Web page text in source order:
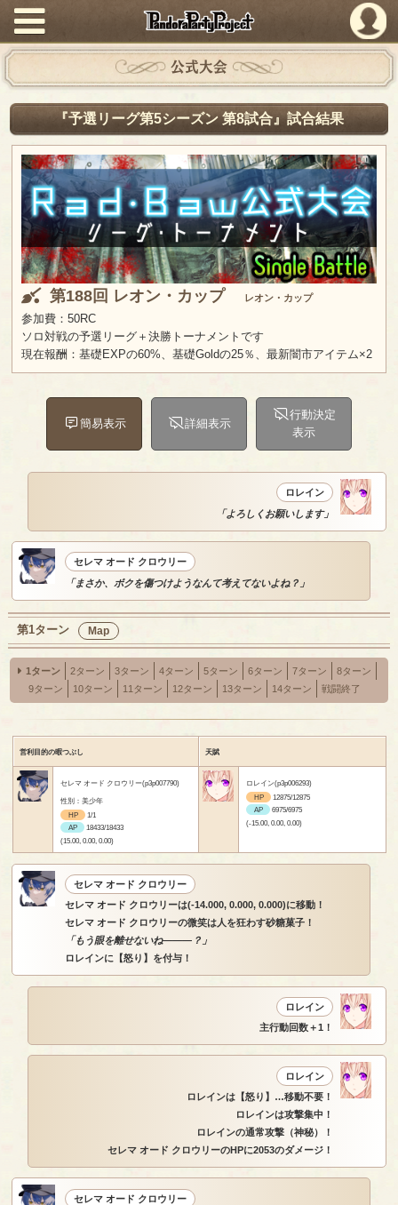
PandoraPartyProject
公式大会
『予選リーグ第5シーズン 第8試合』試合結果
第188回 レオン・カップ レオン・カップ
参加費：50RC
ソロ対戦の予選リーグ＋決勝トーナメントです
現在報酬：基礎EXPの60%、基礎Goldの25％、最新闇市アイテム×2
簡易表示 詳細表示
行動決定
表示
ロレイン
「よろしくお願いします」
セレマ オード クロウリー
「まさか、ボクを傷つけようなんて考えてないよね？」
第1ターン Map
1ターン 2ターン 3ターン 4ターン 5ターン 6ターン 7ターン
8ターン
9ターン
10ターン 11ターン 12ターン 13ターン 14ターン 戦闘終了
営利目的の暇つぶし 天賦
セレマ オード クロウリー(p3p007790)
性別：美少年
HP
1/1
AP
18433/18433
(15.00, 0.00, 0.00)
ロレイン(p3p006293)
HP
12875/12875
AP
6975/6975
(-15.00, 0.00, 0.00)
セレマ オード クロウリー
セレマ オード クロウリーは(-14.000, 0.000, 0.000)に移動！
セレマ オード クロウリーの微笑は人を狂わす砂糖菓子！
「もう眼を離せないね―――？」
ロレインに【怒り】を付与！
ロレイン
主行動回数＋1！
ロレイン
ロレインは【怒り】…移動不要！
ロレインは攻撃集中！
ロレインの通常攻撃（神秘）！
セレマ オード クロウリーのHPに2053のダメージ！
セレマ オード クロウリー